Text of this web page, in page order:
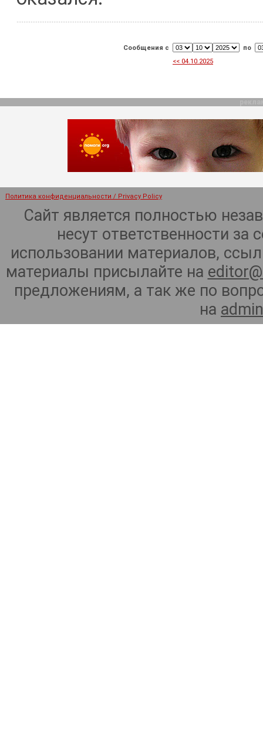
Сообщения с
по
<< 04.10.2025
Политика конфиденциальности / Privacy Policy
Сайт является полностью
несут ответственности
использовании материалов,
материалы присылайте на
предложениям, а так же по
на